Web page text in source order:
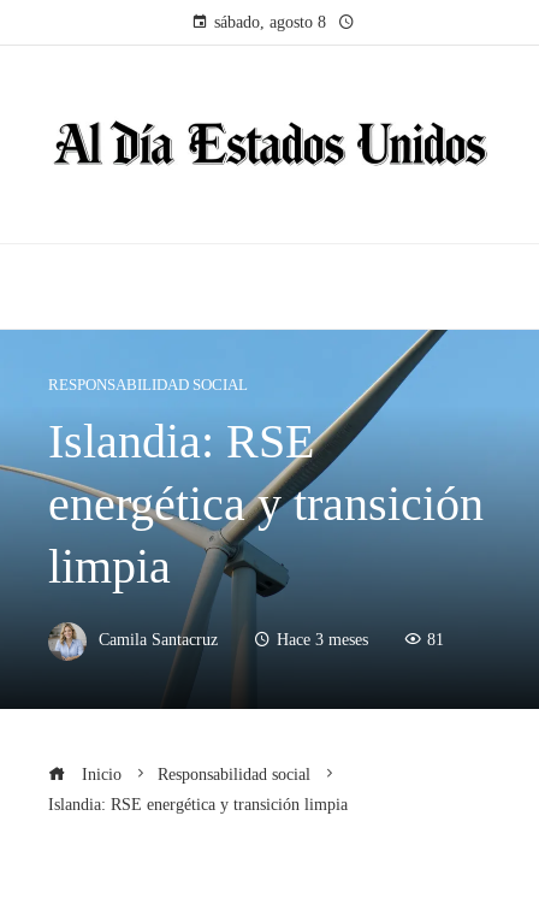
sábado, agosto 8
RESPONSABILIDAD SOCIAL
Islandia: RSE
energética y transición
limpia
Camila Santacruz Hace 3 meses 81
Inicio
Responsabilidad social
Islandia: RSE energética y transición limpia